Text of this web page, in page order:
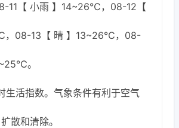
11【 小雨 】14~26℃，08-12【
，08-13【 晴 】13~26℃，08-
。
生活指数。气象条件有利于空气
散和清除。